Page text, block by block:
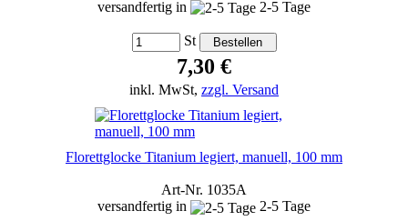
versandfertig in 2-5 Tage
St
7,30 €
inkl. MwSt, zzgl. Versand
Florettglocke Titanium legiert, manuell, 100 mm
Art-Nr. 1035A
versandfertig in
2-5 Tage